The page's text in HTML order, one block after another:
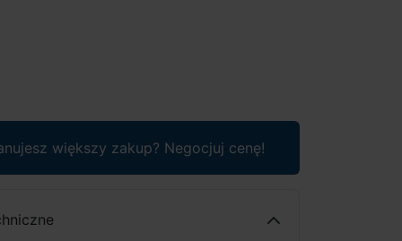
większy zakup? Negocjuj cenę!